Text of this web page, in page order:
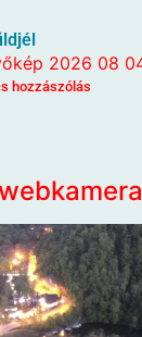
hozzászólás